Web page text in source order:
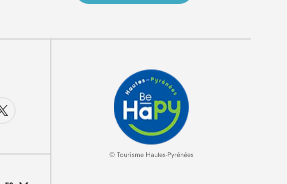
© Tourisme Hautes-Pyrénées